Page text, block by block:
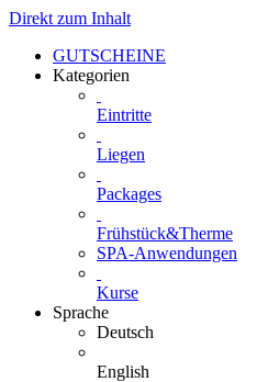
Direkt zum Inhalt
GUTSCHEINE
Kategorien
Eintritte
Liegen
Packages
Frühstück&Therme
SPA-Anwendungen
Kurse
Sprache
Deutsch
English